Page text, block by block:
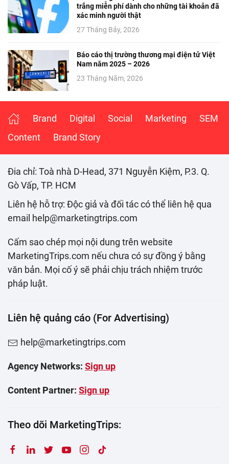
trắng miễn phí dành cho những tài khoản đã
xác minh người thật
27 Tháng Bảy, 2026
Báo cáo thị trường thương mại điện tử Việt
Nam năm 2025 – 2026
23 Tháng Năm, 2026
Brand Digital Social Marketing
SEM
Content
Brand Story
Đia chỉ: Toà nhà D-Head, 371 Nguyễn Kiệm, P.3. Q.
Gò Vấp, TP. HCM
Liên hệ hỗ trợ: Độc giả và đối tác có thể liên hệ qua
email help@marketingtrips.com
Cấm sao chép mọi nội dung trên website
MarketingTrips.com nếu chưa có sự đồng ý bằng
văn bản. Mọi cố ý sẽ phải chịu trách nhiệm trước
pháp luật.
Liên hệ quảng cáo (For Advertising)
help@marketingtrips.com
Agency Networks: Sign up
Content Partner: Sign up
Theo dõi MarketingTrips: